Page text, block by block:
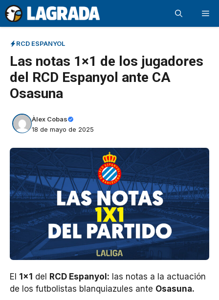
Saltar
al
contenido
RCD ESPANYOL
Las notas 1×1 de los jugadores
del RCD Espanyol ante CA
Osasuna
Àlex Cobas
18 de mayo de 2025
El 1×1 del RCD Espanyol: las notas a la actuación
de los futbolistas blanquiazules ante Osasuna.